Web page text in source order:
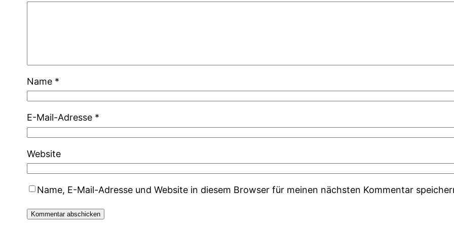
Name *
E-Mail-Adresse *
Website
Name, E-Mail-Adresse und Website in diesem Browser für meinen nächsten Kommentar